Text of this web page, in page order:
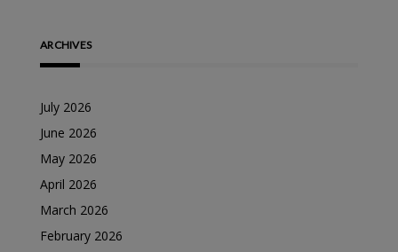
ARCHIVES
July 2026
June 2026
May 2026
April 2026
March 2026
February 2026